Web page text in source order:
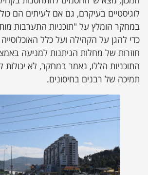
לוגיסטיים בעיקרם, גם אם לעיתים הם
במחקר הומלץ על "תוכניות התערבות
כדי להגן על הקהילה ועל כלל
חוזרות של מחלות הניתנות למניעה
התוכניות הללו, נאמר במחקר, לא
תמיכה של רבנים בחיסונים.